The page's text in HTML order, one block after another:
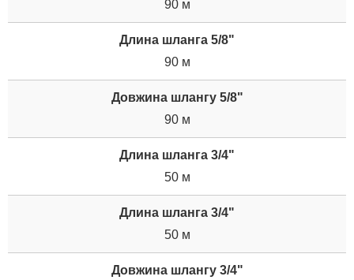
90 м
Длина шланга 5/8"
90 м
Довжина шлангу 5/8"
90 м
Длина шланга 3/4"
50 м
Длина шланга 3/4"
50 м
Довжина шлангу 3/4"